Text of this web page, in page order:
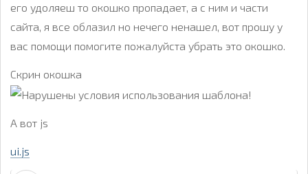
его удоляеш то окошко пропадает, а с ним и части
сайта, я все облазил но нечего ненашел, вот прошу у
вас помощи помогите пожалуйста убрать это окошко.
Скрин окошка
А вот js
ui.js